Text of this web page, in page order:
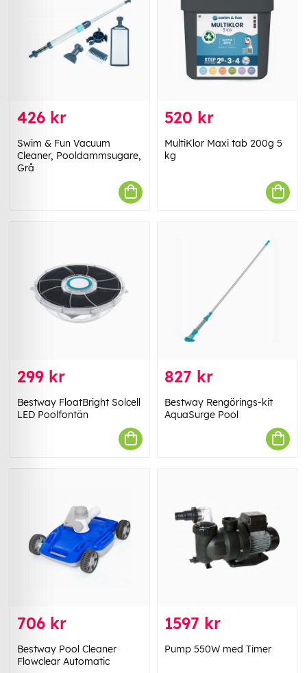
426 kr
Swim & Fun Vacuum
Cleaner, Pooldammsugare,
Grå
520 kr
MultiKlor Maxi tab 200g 5
kg
299 kr
Bestway FloatBright Solcell
LED Poolfontän
827 kr
Bestway Rengörings-kit
AquaSurge Pool
706 kr
Bestway Pool Cleaner
Flowclear Automatic
1597 kr
Pump 550W med Timer